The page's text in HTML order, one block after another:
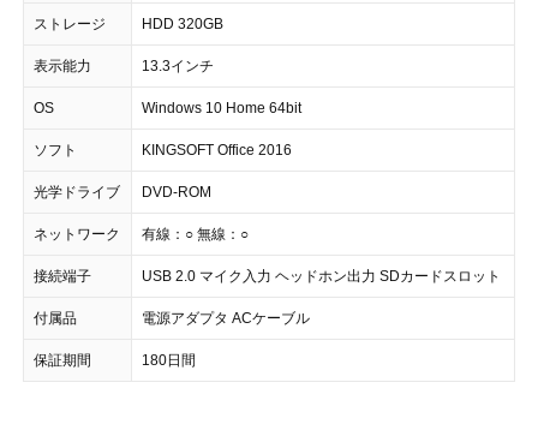
ストレージ HDD 320GB
表示能力 13.3インチ
OS Windows 10 Home 64bit
ソフト KINGSOFT Office 2016
光学ドライブ DVD-ROM
ネットワーク 有線：○ 無線：○
接続端子 USB 2.0 マイク入力 ヘッドホン出力 SDカードスロット
付属品 電源アダプタ ACケーブル
保証期間 180日間